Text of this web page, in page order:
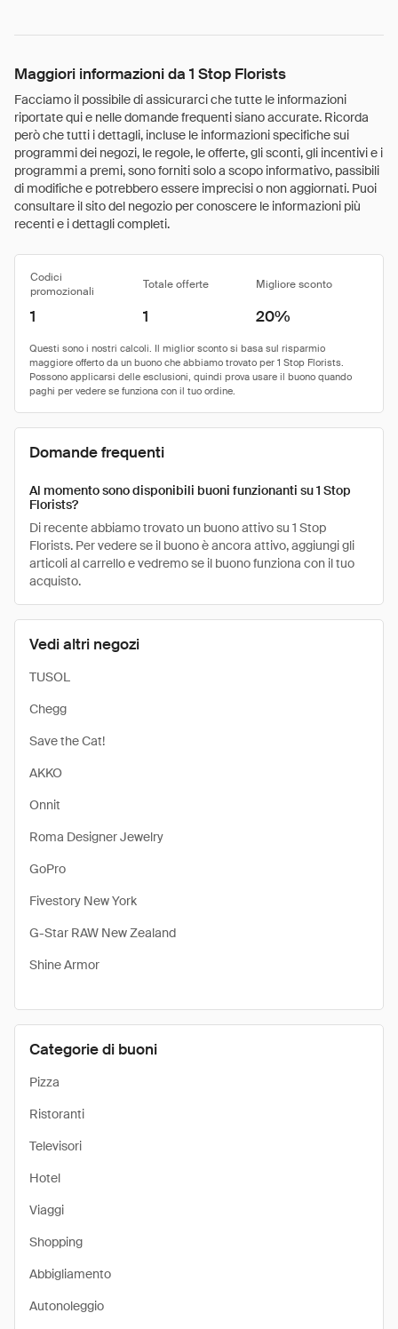
Maggiori informazioni da 1 Stop Florists
Facciamo il possibile di assicurarci che tutte le informazioni
riportate qui e nelle domande frequenti siano accurate. Ricorda
però che tutti i dettagli, incluse le informazioni specifiche sui
programmi dei negozi, le regole, le offerte, gli sconti, gli incentivi e i
programmi a premi, sono forniti solo a scopo informativo, passibili
di modifiche e potrebbero essere imprecisi o non aggiornati. Puoi
consultare il sito del negozio per conoscere le informazioni più
recenti e i dettagli completi.
Vedi altri negozi
TUSOL
Chegg
Save the Cat!
AKKO
Onnit
Roma Designer Jewelry
GoPro
Fivestory New York
G-Star RAW New Zealand
Shine Armor
Categorie di buoni
Pizza
Ristoranti
Televisori
Hotel
Viaggi
Shopping
Abbigliamento
Autonoleggio
Codici
promozionali
Totale offerte Migliore sconto
1 1 20%
Domande frequenti
Al momento sono disponibili buoni funzionanti su 1 Stop
Florists?
Di recente abbiamo trovato un buono attivo su 1 Stop
Florists. Per vedere se il buono è ancora attivo, aggiungi gli
articoli al carrello e vedremo se il buono funziona con il tuo
acquisto.